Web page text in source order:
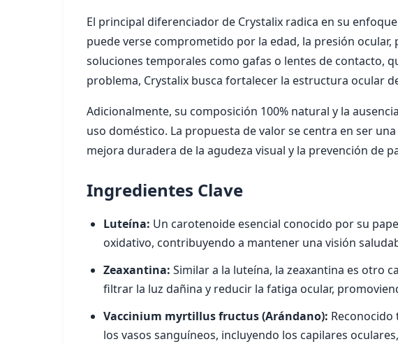
El principal diferenciador de Crystalix radica en su
puede verse comprometido por la edad, la presión
soluciones temporales como gafas o lentes de contacto,
problema, Crystalix busca fortalecer la estructura ocular
Adicionalmente, su composición 100% natural y la
uso doméstico. La propuesta de valor se centra en ser
mejora duradera de la agudeza visual y la prevención de
Ingredientes Clave
Luteína: Un carotenoide esencial conocido por su
oxidativo, contribuyendo a mantener una visión
Zeaxantina: Similar a la luteína, la zeaxantina es otro
filtrar la luz dañina y reducir la fatiga ocular,
Vaccinium myrtillus fructus (Arándano):
los vasos sanguíneos, incluyendo los capilares